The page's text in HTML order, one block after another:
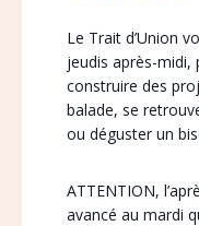
Le Trait d’Union
jeudis après-
construire des
balade, se
ou déguster un
ATTENTION,
avancé au mardi